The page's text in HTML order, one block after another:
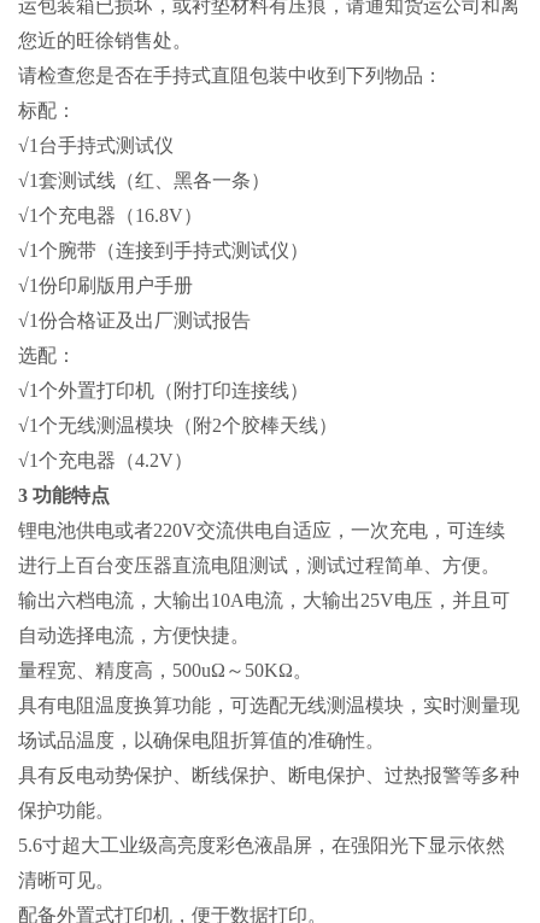
运包装箱已损坏，或衬垫材料有压痕，请通知货运公司和离
您近的旺徐销售处。
请检查您是否在手持式直阻包装中收到下列物品：
标配：
√1台手持式测试仪
√1套测试线（红、黑各一条）
√1个充电器（16.8V）
√1个腕带（连接到手持式测试仪）
√1份印刷版用户手册
√1份合格证及出厂测试报告
选配：
√1个外置打印机（附打印连接线）
√1个无线测温模块（附2个胶棒天线）
√1个充电器（4.2V）
3 功能特点
锂电池供电或者220V交流供电自适应，一次充电，可连续
进行上百台变压器直流电阻测试，测试过程简单、方便。
输出六档电流，大输出10A电流，大输出25V电压，并且可
自动选择电流，方便快捷。
量程宽、精度高，500uΩ～50KΩ。
具有电阻温度换算功能，可选配无线测温模块，实时测量现
场试品温度，以确保电阻折算值的准确性。
具有反电动势保护、断线保护、断电保护、过热报警等多种
保护功能。
5.6寸超大工业级高亮度彩色液晶屏，在强阳光下显示依然
清晰可见。
配备外置式打印机，便于数据打印。